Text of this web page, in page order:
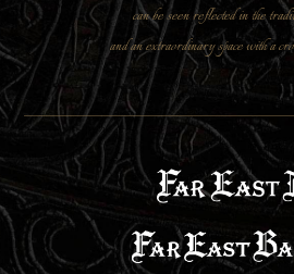
can be seen reflected in the
and an extraordinary space with a